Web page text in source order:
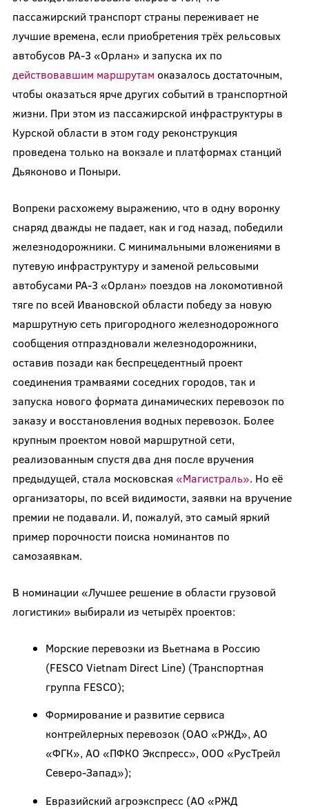
пассажирский транспорт страны переживает не
лучшие времена, если приобретения трёх рельсовых
автобусов РА-3 «Орлан» и запуска их по
действовавшим маршрутам оказалось достаточным,
чтобы оказаться ярче других событий в транспортной
жизни. При этом из пассажирской инфраструктуры в
Курской области в этом году реконструкция
проведена только на вокзале и платформах станций
Дьяконово и Поныри.
Вопреки расхожему выражению, что в одну воронку
снаряд дважды не падает, как и год назад, победили
железнодорожники. С минимальными вложениями в
путевую инфраструктуру и заменой рельсовыми
автобусами РА-3 «Орлан» поездов на локомотивной
тяге по всей Ивановской области победу за новую
маршрутную сеть пригородного железнодорожного
сообщения отпраздновали железнодорожники,
оставив позади как беспрецедентный проект
соединения трамваями соседних городов, так и
запуска нового формата динамических перевозок по
заказу и восстановления водных перевозок. Более
крупным проектом новой маршрутной сети,
реализованным спустя два дня после вручения
предыдущей, стала московская «Магистраль». Но её
организаторы, по всей видимости, заявки на вручение
премии не подавали. И, пожалуй, это самый яркий
пример порочности поиска номинантов по
самозаявкам.
В номинации «Лучшее решение в области грузовой
логистики» выбирали из четырёх проектов:
Морские перевозки из Вьетнама в Россию
(FESCO Vietnam Direct Line) (Транспортная
группа FESCO);
Формирование и развитие сервиса
контрейлерных перевозок (ОАО «РЖД», АО
«ФГК», АО «ПФКО Экспресс», ООО «РусТрейл
Северо-Запад»);
Евразийский агроэкспресс (АО «РЖД